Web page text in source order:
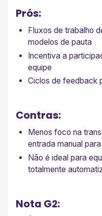
Prós:
Fluxos de trabalho
modelos de pauta
Incentiva a
equipe
Ciclos de feedback
Contras:
Menos foco na
entrada manual
Não é ideal para
totalmente
Nota G2: